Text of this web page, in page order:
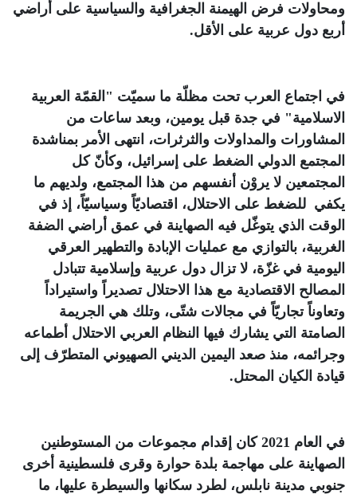
ومحاولات فرض الهيمنة الجغرافية والسياسية على أراضي
أربع دول عربية على الأقل.
في اجتماع العرب تحت مظلّة ما سميّت "القمّة العربية
الاسلامية" في جدة قبل يومين، وبعد ساعات من
المشاورات والمداولات والثرثرات، انتهى الأمر بمناشدة
المجتمع الدولي الضغط على إسرائيل، وكأنّ كل
المجتمعين لا يروْن أنفسهم من هذا المجتمع، ولديهم ما
يكفي للضغط على الاحتلال، اقتصاديّاً وسياسيّاً، إذ في
الوقت الذي يتوغّل فيه الصهاينة في عمق أراضي الضفة
الغربية، بالتوازي مع عمليات الإبادة والتطهير العرقي
اليومية في غزّة، لا تزال دول عربية وإسلامية تتبادل
المصالح الاقتصادية مع هذا الاحتلال تصديراً واستيراداً
وتعاوناً تجاريّاً في مجالات شتّى، وتلك هي الجريمة
الصامتة التي يشارك فيها النظام العربي الاحتلال أطماعه
وجرائمه، منذ صعد اليمين الديني الصهيوني المتطرّف إلى
قيادة الكيان المحتل.
في العام 2021 كان إقدام مجموعات من المستوطنين
الصهاينة على مهاجمة بلدة حوارة وقرى فلسطينية أخرى
جنوبي مدينة نابلس، لطرد سكانها والسيطرة عليها، ما